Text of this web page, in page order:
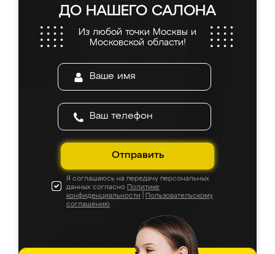
ДО НАШЕГО САЛОНА
Из любой точки Москвы и
Московской области!
Отправить
Я соглашаюсь на передачу персональных
данных согласно Политике
конфиденциальности
Пользовательскому
соглашению